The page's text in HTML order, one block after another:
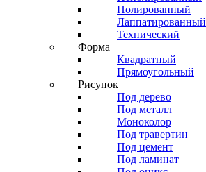
Полированный
Лаппатированный
Технический
Форма
Квадратный
Прямоугольный
Рисунок
Под дерево
Под металл
Моноколор
Под травертин
Под цемент
Под ламинат